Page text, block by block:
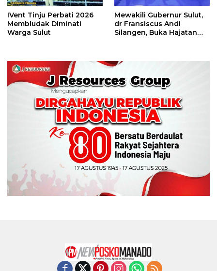
IVent Tinju Perbati 2026
Membludak Diminati
Warga Sulut
Mewakili Gubernur Sulut,
dr Fransiscus Andi
Silangen, Buka Hajatan